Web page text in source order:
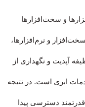
و سخت‌افزارها
و نرم‌افزارها،
آپدیت و نگهداری از
ابری است. در نتیجه
دسترسی پیدا